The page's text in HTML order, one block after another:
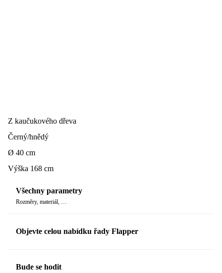
Z kaučukového dřeva
Černý/hnědý
Ø 40 cm
Výška 168 cm
Všechny parametry
Rozměry, materiál, …
Objevte celou nabídku řady Flapper
Bude se hodit